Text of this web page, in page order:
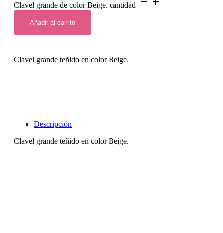
Clavel grande de color Beige. cantidad
Añadir al carrito
Clavel grande teñido en color Beige.
Descripción
Clavel grande teñido en color Beige.